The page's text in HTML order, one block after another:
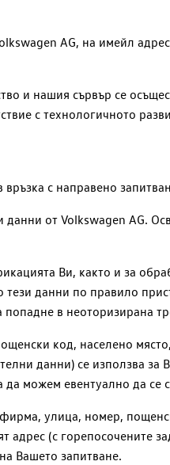
AG, на имейл адрес
и нашия сървър се
с технологичното
с направено
данни отVolkswagen AG.
Ви, както и за
данни по правило
в неоторизирана
код, населено
данни) се използва
можем евентуално да
улица, номер,
адрес (с горепосочените
Вашето запитване.